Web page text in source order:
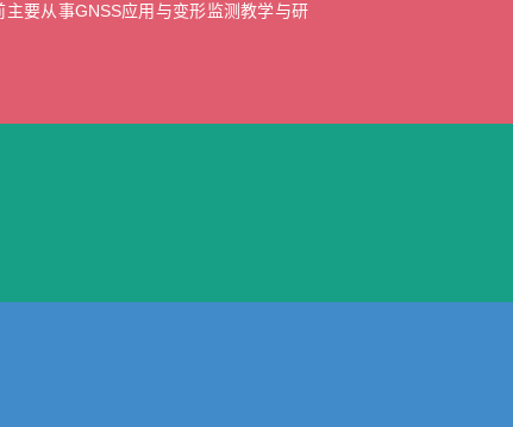
要从事GNSS应用与变形监测教学与研